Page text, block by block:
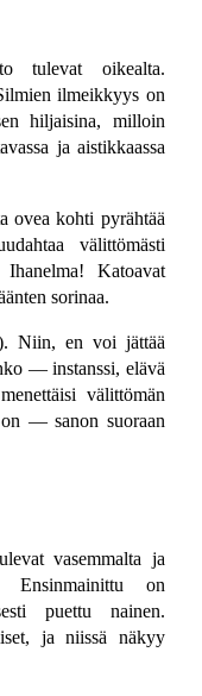
tulevat oikealta.
ilmeikkyys on
hiljaisina, milloin
ja aistikkaassa
ovea kohti pyrähtää
välittömästi
Katoavat
sorinaa.
Niin, en voi jättää
— instanssi, elävä
välittömän
on — sanon suoraan
vasemmalta ja
Ensinmainittu on
puettu nainen.
ja niissä näkyy